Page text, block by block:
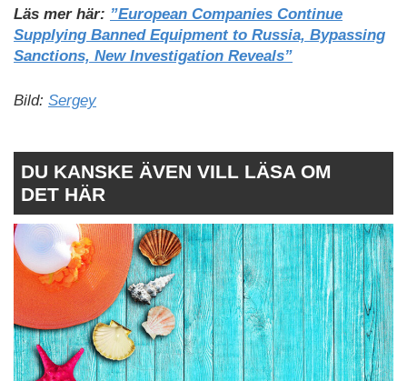
Läs mer här: ”European Companies Continue
Supplying Banned Equipment to Russia, Bypassing
Sanctions, New Investigation Reveals”
Bild: Sergey
DU KANSKE ÄVEN VILL LÄSA OM
DET HÄR